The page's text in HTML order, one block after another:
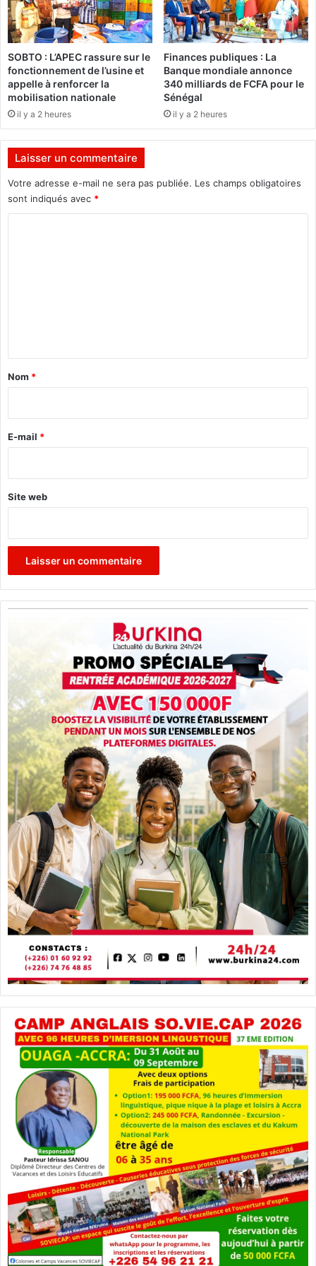
a
u
S
n
é
a
SOBTO : L’APEC rassure sur le
fonctionnement de l’usine et
appelle à renforcer la
mobilisation nationale
il y a 2 heures
Finances publiques : La
Banque mondiale annonce
340 milliards de FCFA pour le
Sénégal
il y a 2 heures
Laisser un commentaire
Votre adresse e-mail ne sera pas publiée. Les champs obligatoires
sont indiqués avec *
a
e
Nom *
E-mail *
Site web